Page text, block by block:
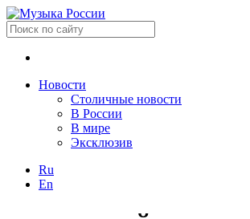
Новости
Столичные новости
В России
В мире
Эксклюзив
Ru
En